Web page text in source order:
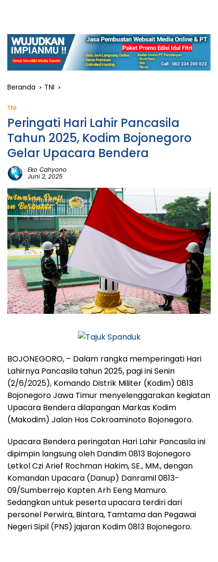
Beranda TNI
TNI
Peringati Hari Lahir Pancasila
Tahun 2025, Kodim Bojonegoro
Gelar Upacara Bendera
Eko Cahyono
Juni 2, 2025
BOJONEGORO, – Dalam rangka memperingati Hari
Lahirnya Pancasila tahun 2025, pagi ini Senin
(2/6/2025), Komando Distrik Militer (Kodim) 0813
Bojonegoro Jawa Timur menyelenggarakan kegiatan
Upacara Bendera dilapangan Markas Kodim
(Makodim) Jalan Hos Cokroaminoto Bojonegoro.
Upacara Bendera peringatan Hari Lahir Pancasila ini
dipimpin langsung oleh Dandim 0813 Bojonegoro
Letkol Czi Arief Rochman Hakim, SE., MM., dengan
Komandan Upacara (Danup) Danramil 0813-
09/Sumberrejo Kapten Arh Eeng Mamuro.
Sedangkan untuk peserta upacara terdiri dari
personel Perwira, Bintara, Tamtama dan Pegawai
Negeri Sipil (PNS) jajaran Kodim 0813 Bojonegoro.